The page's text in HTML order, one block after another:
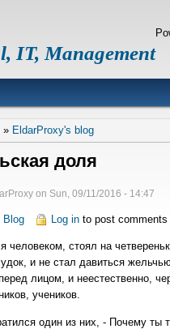
IT, Management
EldarProxy's blog
доля
on Sun, 09/11/2016 - 14:47
Blog Log in to post comments
человеком, стоял на
и не стал давиться
лицом, и неестественно,
учеников.
один из них, - Почему ты